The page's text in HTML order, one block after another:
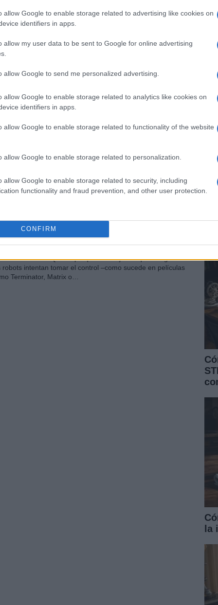
allow Google to enable storage related to advertising like cookies on
identifiers in apps.
allow my user data to be sent to Google for online advertising
allow Google to send me personalized advertising.
allow Google to enable storage related to analytics like cookies on
identifiers in apps.
allow Google to enable storage related to functionality of the website
allow Google to enable storage related to personalization.
allow Google to enable storage related to security, including
functionality and fraud prevention, and other user protection.
CONFIRM
se controla desde un móvil
o iOS
abril, 2020
que se controla desde un iPhone; especialmente
que vemos aparecer juegos de realidad aumentada como
Corea del Sur desplegará
maestros en 8.400 escuelas
abril, 2020
una muy agresiva máquina que pone en aprietos a un
3D; el Palro, que reconoce rostros…
de los osos polares
abril, 2020
más divertidos. Quizás porque nos deja ver que si alguna vez
robots intentan tomar el control –como sucede en películas
Terminator, Matrix o…
la